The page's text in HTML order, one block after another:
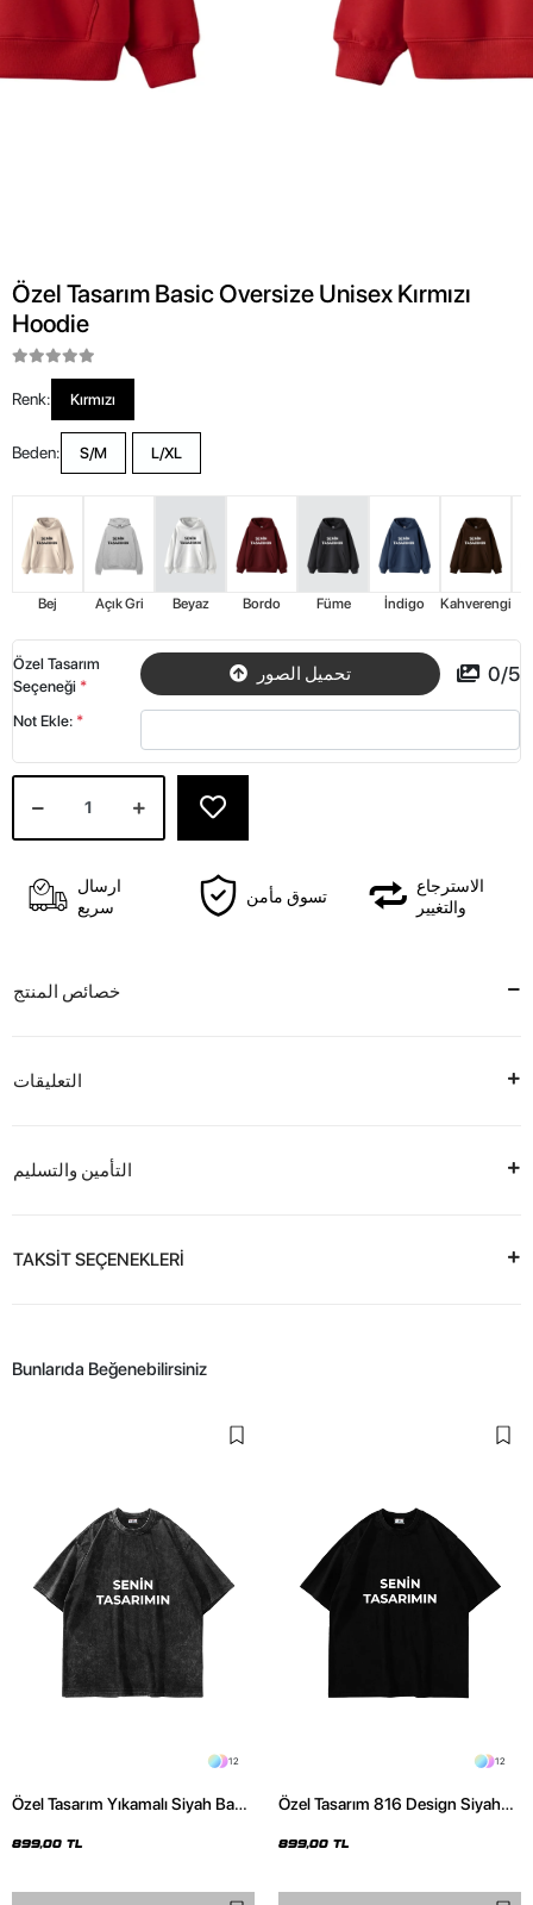
Özel Tasarım Basic Oversize Unisex Kırmızı
Hoodie
Renk: Kırmızı
Beden: S/M L/XL
Bej Açık Gri Beyaz Bordo Füme İndigo Kahverengi
Özel Tasarım
Seçeneği *
تحميل الصور 0/5
Not Ekle: *
ارسال
سريع
تسوق مأمن
الاسترجاع
والتغيير
خصائص المنتج
التعليقات
التأمين والتسليم
TAKSİT SEÇENEKLERİ
Bunlarıda Beğenebilirsiniz
12
Özel Tasarım Yıkamalı Siyah Basic
899,00 TL
12
Özel Tasarım 816 Design Siyah
899,00 TL